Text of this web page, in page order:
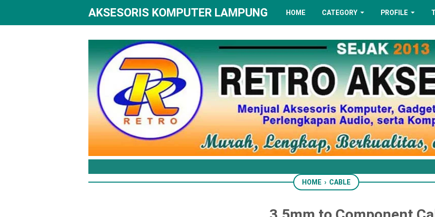
AKSESORIS KOMPUTER LAMPUNG HOME CATEGORY PROFILE
HOME › CABLE